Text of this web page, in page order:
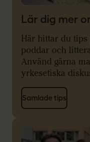
Lär dig mer
Här hittar du
poddar och
Använd gärna
yrkesetiska
Samlade tips